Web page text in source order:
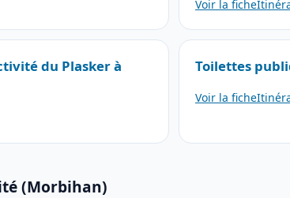
Voir la fiche
du Plasker à
Toilettes
Voir la fiche
(Morbihan)